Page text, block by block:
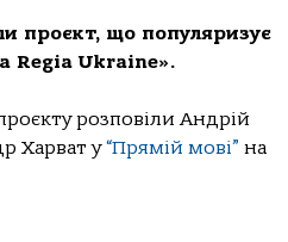
проєкт, що популяризує
Regia Ukraine».
розповіли Андрій
Харват у“Прямій мові” на